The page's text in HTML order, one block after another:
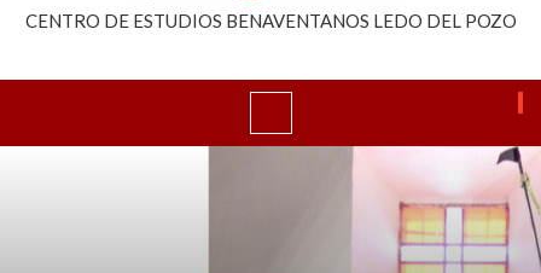
CENTRO DE ESTUDIOS BENAVENTANOS LEDO DEL POZO